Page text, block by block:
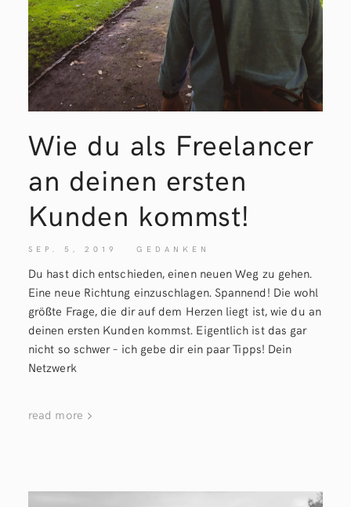
Wie du als Freelancer
an deinen ersten
Kunden kommst!
SEP. 5, 2019 GEDANKEN
Du hast dich entschieden, einen neuen Weg zu gehen.
Eine neue Richtung einzuschlagen. Spannend! Die wohl
größte Frage, die dir auf dem Herzen liegt ist, wie du an
deinen ersten Kunden kommst. Eigentlich ist das gar
nicht so schwer – ich gebe dir ein paar Tipps! Dein
Netzwerk
read more